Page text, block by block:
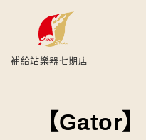
補給站樂器七期店
【Gator